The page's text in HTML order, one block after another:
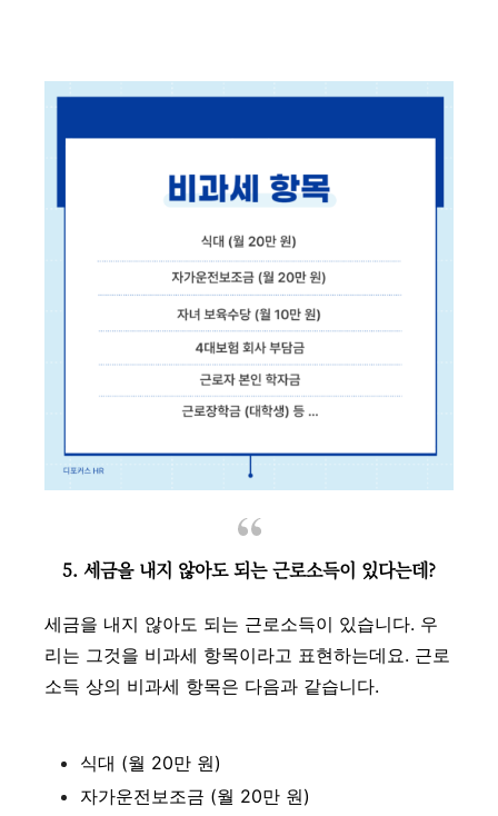
5. 세금을 내지 않아도 되는 근로소득이 있다는데?
세금을 내지 않아도 되는 근로소득이 있습니다. 우
리는 그것을 비과세 항목이라고 표현하는데요. 근로
소득 상의 비과세 항목은 다음과 같습니다.
식대 (월 20만 원)
자가운전보조금 (월 20만 원)